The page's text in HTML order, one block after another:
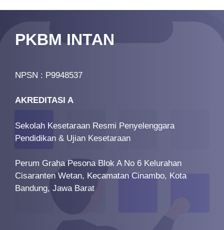
PKBM INTAN
NPSN : P9948537
AKREDITASI A
Sekolah Kesetaraan Resmi Penyelenggara
Pendidikan & Ujian Kesetaraan
Perum Graha Pesona Blok A No 6 Kelurahan
Cisaranten Wetan, Kecamatan Cinambo, Kota
Bandung, Jawa Barat